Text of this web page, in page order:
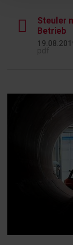
Steuler
Betrieb